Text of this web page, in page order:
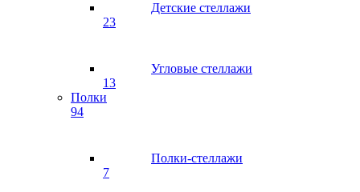
Детские стеллажи
23
Угловые стеллажи
13
Полки
94
Полки-стеллажи
7